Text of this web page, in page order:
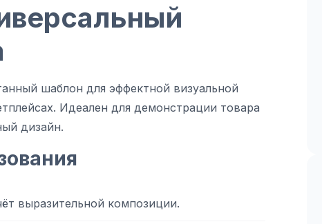
шаблон для эффектной визуальной
Идеален для демонстрации товара
дизайн.
выразительной композиции.